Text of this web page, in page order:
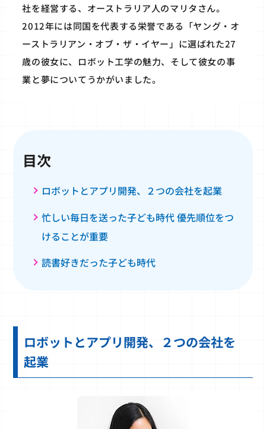
社を経営する、オーストラリア人のマリタさん。
2012年には同国を代表する栄誉である「ヤング・オ
ーストラリアン・オブ・ザ・イヤー」に選ばれた27
歳の彼女に、ロボット工学の魅力、そして彼女の事
業と夢についてうかがいました。
目次
ロボットとアプリ開発、２つの会社を起業
忙しい毎日を送った子ども時代 優先順位をつ
けることが重要
読書好きだった子ども時代
ロボットとアプリ開発、２つの会社を
起業